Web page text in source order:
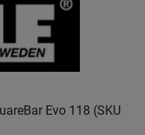
Evo 118 (SKU